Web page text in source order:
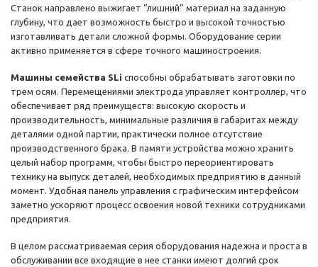
Станок направлено выжигает “лишний” материал на заданную
глубину, что дает возможность быстро и высокой точностью
изготавливать детали сложной формы. Оборудование серии
активно применяется в сфере точного машиностроения.
Машины семейства SLi способны обрабатывать заготовки по
трем осям. Перемещениями электрода управляет контроллер, что
обеспечивает ряд преимуществ: высокую скорость и
производительность, минимальные различия в габаритах между
деталями одной партии, практически полное отсутствие
производственного брака. В памяти устройства можно хранить
целый набор программ, чтобы быстро переориентировать
технику на выпуск деталей, необходимых предприятию в данный
момент. Удобная панель управления с графическим интерфейсом
заметно ускоряют процесс освоения новой техники сотрудниками
предприятия.
В целом рассматриваемая серия оборудования надежна и проста в
обслуживании все входящие в нее станки имеют долгий срок